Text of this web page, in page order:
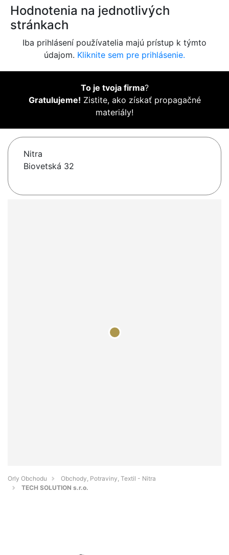
Hodnotenia na jednotlivých
stránkach
Iba prihlásení používatelia majú prístup k týmto
údajom. Kliknite sem pre prihlásenie.
To je tvoja firma?
Gratulujeme! Zistite, ako získať propagačné
materiály!
Nitra
Biovetská 32
Orly Obchodu
Obchody, Potraviny, Textil - Nitra
TECH SOLUTION s.r.o.